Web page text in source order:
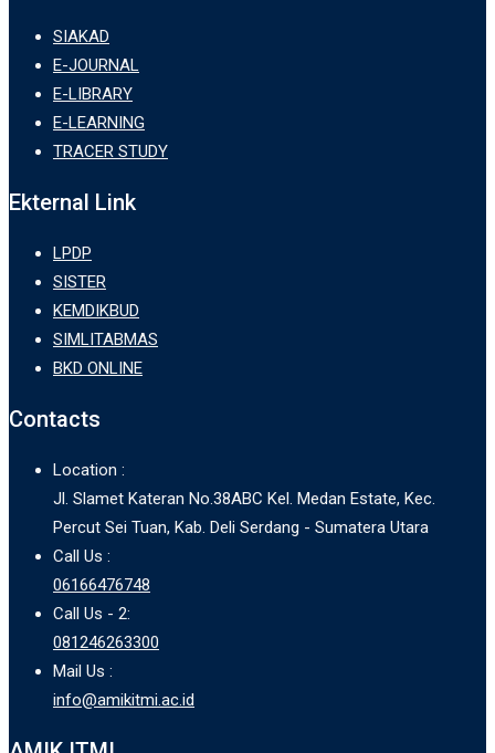
SIAKAD
E-JOURNAL
E-LIBRARY
E-LEARNING
TRACER STUDY
Ekternal Link
LPDP
SISTER
KEMDIKBUD
SIMLITABMAS
BKD ONLINE
Contacts
Location :
Jl. Slamet Kateran No.38ABC Kel. Medan Estate, Kec.
Percut Sei Tuan, Kab. Deli Serdang - Sumatera Utara
Call Us :
06166476748
Call Us - 2:
081246263300
Mail Us :
info@amikitmi.ac.id